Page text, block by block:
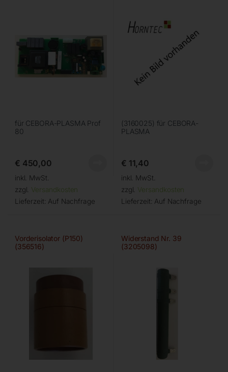
für CEBORA-PLASMA Prof
80
€ 450,00
inkl. MwSt.
zzgl. Versandkosten
Lieferzeit: Auf Nachfrage
(3160025) für CEBORA-
PLASMA
€ 11,40
inkl. MwSt.
zzgl. Versandkosten
Lieferzeit: Auf Nachfrage
Vorderisolator (P150)
(356516)
Widerstand Nr. 39
(3205098)